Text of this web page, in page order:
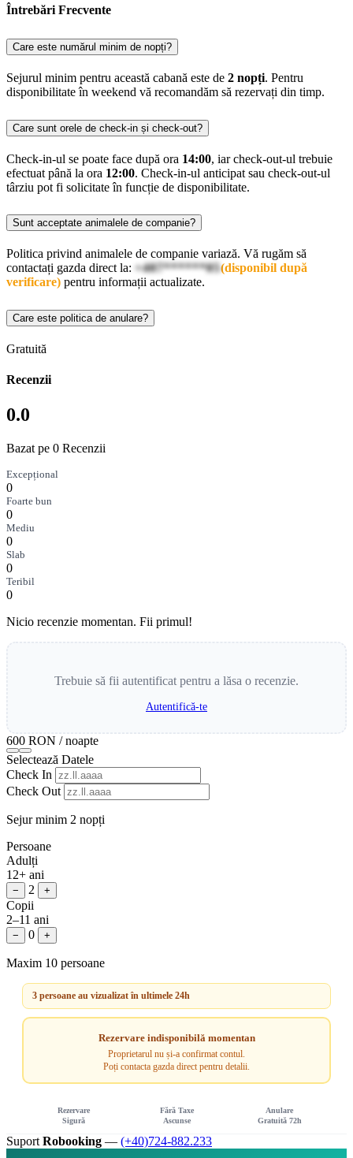
Întrebări Frecvente
Care este numărul minim de nopți?
Sejurul minim pentru această cabană este de 2 nopți. Pentru
disponibilitate în weekend vă recomandăm să rezervați din timp.
Care sunt orele de check-in și check-out?
Check-in-ul se poate face după ora 14:00, iar check-out-ul trebuie
efectuat până la ora 12:00. Check-in-ul anticipat sau check-out-ul
târziu pot fi solicitate în funcție de disponibilitate.
Sunt acceptate animalele de companie?
Politica privind animalele de companie variază. Vă rugăm să
contactați gazda direct la: +407******05(disponibil după
verificare) pentru informații actualizate.
Care este politica de anulare?
Gratuită
Recenzii
0.0
Bazat pe 0 Recenzii
Excepțional
0
Foarte bun
0
Mediu
0
Slab
0
Teribil
0
Nicio recenzie momentan. Fii primul!
Trebuie să fii autentificat pentru a lăsa o recenzie.
Autentifică-te
600 RON / noapte
Selectează Datele
Check In
Check Out
Sejur minim 2 nopți
Persoane
Adulți
12+ ani
− 2 +
Copii
2–11 ani
− 0 +
Maxim 10 persoane
3 persoane au vizualizat în ultimele 24h
Rezervare indisponibilă momentan
Proprietarul nu și-a confirmat contul.
Poți contacta gazda direct pentru detalii.
Rezervare
Sigură
Fără Taxe
Ascunse
Anulare
Gratuită 72h
Suport Robooking — (+40)724-882.233